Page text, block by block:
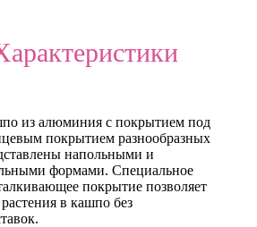
из алюминия с покрытием под
покрытием разнообразных
напольными и
формами. Специальное
покрытие позволяет
в кашпо без